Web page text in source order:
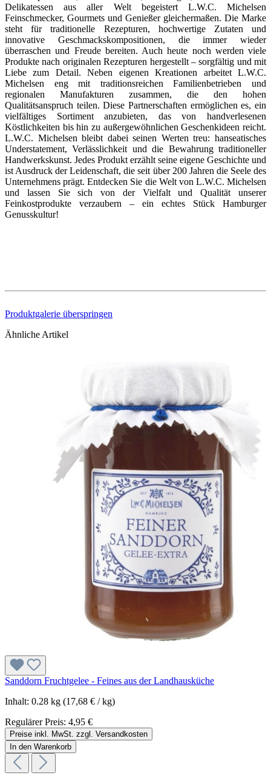
Delikatessen aus aller Welt begeistert L.W.C. Michelsen
Feinschmecker, Gourmets und Genießer gleichermaßen. Die Marke
steht für traditionelle Rezepturen, hochwertige Zutaten und
innovative Geschmackskompositionen, die immer wieder
überraschen und Freude bereiten. Auch heute noch werden viele
Produkte nach originalen Rezepturen hergestellt – sorgfältig und mit
Liebe zum Detail. Neben eigenen Kreationen arbeitet L.W.C.
Michelsen eng mit traditionsreichen Familienbetrieben und
regionalen Manufakturen zusammen, die den hohen
Qualitätsanspruch teilen. Diese Partnerschaften ermöglichen es, ein
vielfältiges Sortiment anzubieten, das von handverlesenen
Köstlichkeiten bis hin zu außergewöhnlichen Geschenkideen reicht.
L.W.C. Michelsen bleibt dabei seinen Werten treu: hanseatisches
Understatement, Verlässlichkeit und die Bewahrung traditioneller
Handwerkskunst. Jedes Produkt erzählt seine eigene Geschichte und
ist Ausdruck der Leidenschaft, die seit über 200 Jahren die Seele des
Unternehmens prägt. Entdecken Sie die Welt von L.W.C. Michelsen
und lassen Sie sich von der Vielfalt und Qualität unserer
Feinkostprodukte verzaubern – ein echtes Stück Hamburger
Genusskultur!
Produktgalerie überspringen
Ähnliche Artikel
Sanddorn Fruchtgelee - Feines aus der Landhausküche
Inhalt: 0.28 kg (17,68 € / kg)
Regulärer Preis: 4,95 €
Preise inkl. MwSt. zzgl. Versandkosten
In den Warenkorb